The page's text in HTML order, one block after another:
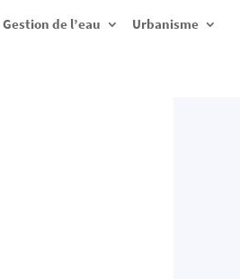
Gestion de l’eau Urbanisme